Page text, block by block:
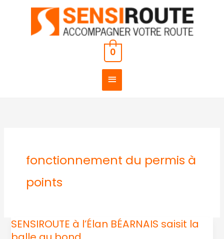
MENU
PRINCIPAL
0
fonctionnement du permis à
points
SENSIROUTE à l’Élan BÉARNAIS saisit la
SENSIROUTE